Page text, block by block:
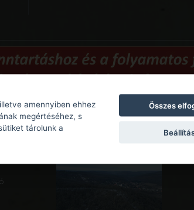
Ajánlott látnivalók
amennyiben ehhez
megértéséhez, s
tárolunk a
Összes